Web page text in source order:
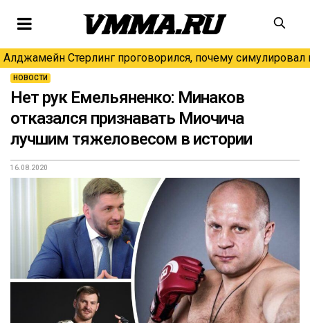
Алджамейн Стерлинг проговорился, почему симулировал
НОВОСТИ
Нет рук Емельяненко: Минаков
отказался признавать Миочича
лучшим тяжеловесом в истории
16.08.2020